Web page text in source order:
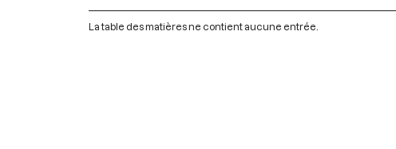
La table des matières ne contient aucune entrée.